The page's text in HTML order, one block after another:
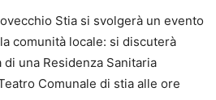
Stia si svolgerà un evento
comunità locale: si discuterà
una Residenza Sanitaria
Comunale di stia alle ore